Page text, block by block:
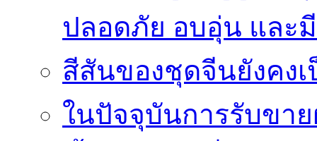
ปลอดภัย อบอุ่น และ
สีสันของชุดจีนยังคง
ในปัจจุบันการรับขา